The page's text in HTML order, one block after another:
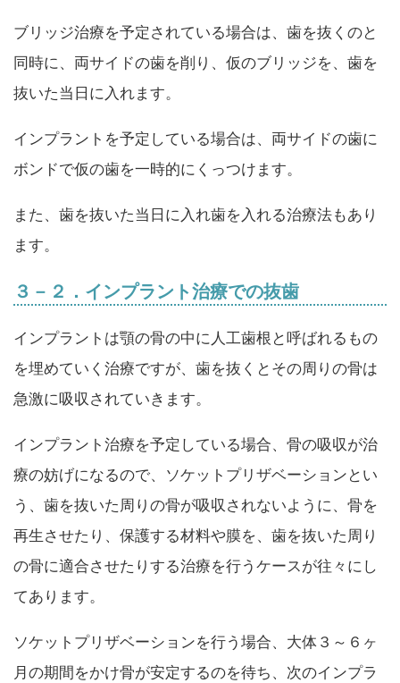
ブリッジ治療を予定されている場合は、歯を抜くのと
同時に、両サイドの歯を削り、仮のブリッジを、歯を
抜いた当日に入れます。
インプラントを予定している場合は、両サイドの歯に
ボンドで仮の歯を一時的にくっつけます。
また、歯を抜いた当日に入れ歯を入れる治療法もあり
ます。
３－２．インプラント治療での抜歯
インプラントは顎の骨の中に人工歯根と呼ばれるもの
を埋めていく治療ですが、歯を抜くとその周りの骨は
急激に吸収されていきます。
インプラント治療を予定している場合、骨の吸収が治
療の妨げになるので、ソケットプリザベーションとい
う、歯を抜いた周りの骨が吸収されないように、骨を
再生させたり、保護する材料や膜を、歯を抜いた周り
の骨に適合させたりする治療を行うケースが往々にし
てあります。
ソケットプリザベーションを行う場合、大体３～６ヶ
月の期間をかけ骨が安定するのを待ち、次のインプラ